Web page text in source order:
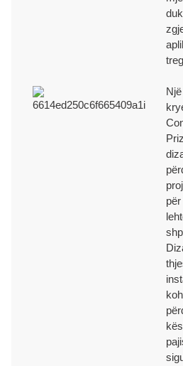
Ne kemi procese efikase të transportit
TEKNIKE DHE
Ne ofrojmë mbështetje teknike
ISO9001/ ISO9002/RoHS /CE/REACH/